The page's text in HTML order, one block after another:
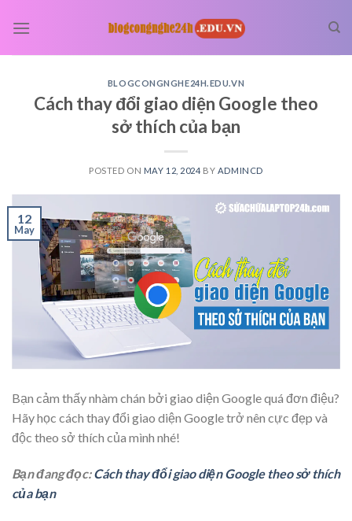
BLOGCONGNGHE24H.EDU.VN
Cách thay đổi giao diện Google theo
sở thích của bạn
POSTED ON MAY 12, 2024 BY ADMINCD
12
May
Bạn cảm thấy nhàm chán bởi giao diện Google quá đơn điệu?
Hãy học cách thay đổi giao diện Google trở nên cực đẹp và
độc theo sở thích của mình nhé!
Bạn đang đọc:Cách thay đổi giao diện Google theo sở thích
của bạn